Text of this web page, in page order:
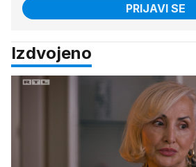
PRIJAVI SE
Izdvojeno